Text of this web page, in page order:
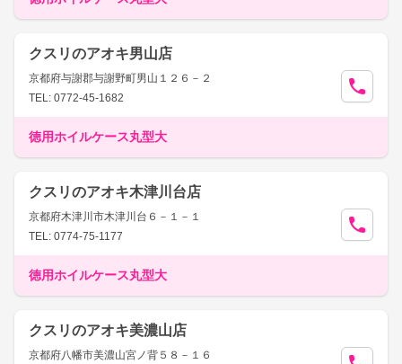
クスリのアオキ男山店
京都府与謝郡与謝野町男山１２６－２
TEL: 0772-45-1682
徳用ホイルケース丸型大
クスリのアオキ木津川台店
京都府木津川市木津川台６－１－１
TEL: 0774-75-1177
徳用ホイルケース丸型大
クスリのアオキ美濃山店
京都府八幡市美濃山宮ノ背５８－１６